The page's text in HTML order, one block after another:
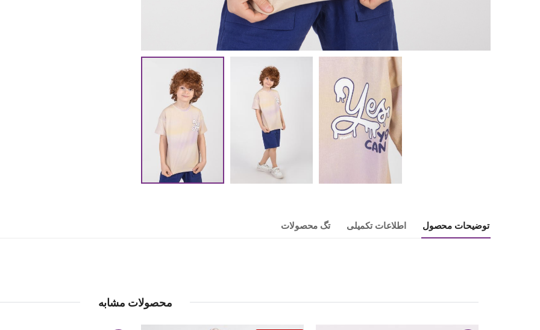
توضیحات محصول اطلاعات تکمیلی تگ محصولات
محصولات مشابه